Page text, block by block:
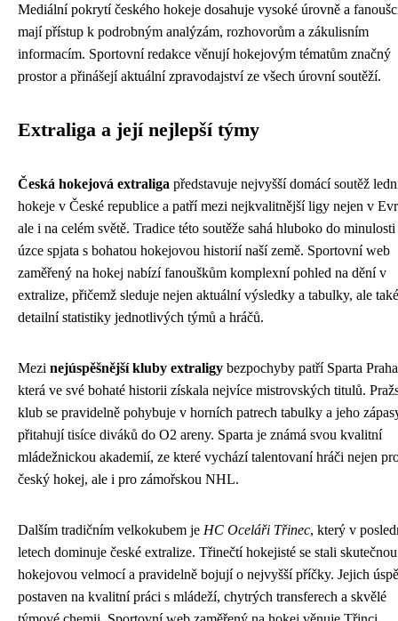
Mediální pokrytí českého hokeje dosahuje vysoké úrovně a
mají přístup k podrobným analýzám, rozhovorům a zákulisním
informacím. Sportovní redakce věnují hokejovým tématům značný
prostor a přinášejí aktuální zpravodajství ze všech úrovní soutěží.
Extraliga a její nejlepší týmy
Česká hokejová extraliga představuje nejvyšší domácí soutěž
hokeje v České republice a patří mezi nejkvalitnější ligy nejen v
ale i na celém světě. Tradice této soutěže sahá hluboko do minulosti
úzce spjata s bohatou hokejovou historií naší země. Sportovní web
zaměřený na hokej nabízí fanouškům komplexní pohled na dění v
extralize, přičemž sleduje nejen aktuální výsledky a tabulky, ale také
detailní statistiky jednotlivých týmů a hráčů.
Mezi nejúspěšnější kluby extraligy bezpochyby patří Sparta
která ve své bohaté historii získala nejvíce mistrovských titulů.
klub se pravidelně pohybuje v horních patrech tabulky a jeho
přitahují tisíce diváků do O2 areny. Sparta je známá svou kvalitní
mládežnickou akademií, ze které vychází talentovaní hráči nejen
český hokej, ale i pro zámořskou NHL.
Dalším tradičním velkokubem je HC Oceláři Třinec, který v
letech dominuje české extralize. Třinečtí hokejisté se stali skutečnou
hokejovou velmocí a pravidelně bojují o nejvyšší příčky. Jejich
postaven na kvalitní práci s mládeží, chytrých transferech a skvělé